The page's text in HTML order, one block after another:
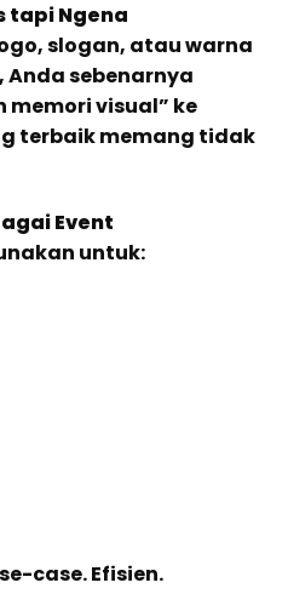
tapi Ngena
slogan, atau warna
sebenarnya
visual” ke
terbaik memang tidak
Event
untuk:
case. Efisien.